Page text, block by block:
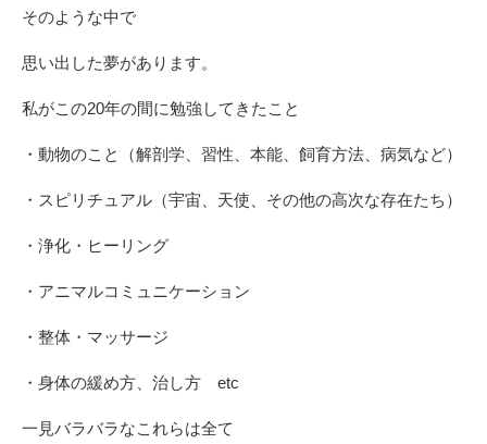
そのような中で
思い出した夢があります。
私がこの20年の間に勉強してきたこと
・動物のこと（解剖学、習性、本能、飼育方法、病気など）
・スピリチュアル（宇宙、天使、その他の高次な存在たち）
・浄化・ヒーリング
・アニマルコミュニケーション
・整体・マッサージ
・身体の緩め方、治し方 etc
一見バラバラなこれらは全て